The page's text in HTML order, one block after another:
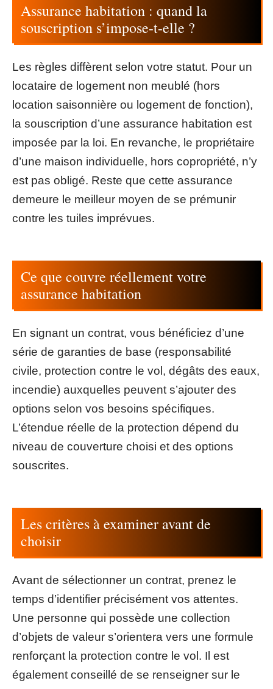
Assurance habitation : quand la
souscription s’impose-t-elle ?
Les règles diffèrent selon votre statut. Pour un
locataire de logement non meublé (hors
location saisonnière ou logement de fonction),
la souscription d’une assurance habitation est
imposée par la loi. En revanche, le propriétaire
d’une maison individuelle, hors copropriété, n’y
est pas obligé. Reste que cette assurance
demeure le meilleur moyen de se prémunir
contre les tuiles imprévues.
Ce que couvre réellement votre
assurance habitation
En signant un contrat, vous bénéficiez d’une
série de garanties de base (responsabilité
civile, protection contre le vol, dégâts des eaux,
incendie) auxquelles peuvent s’ajouter des
options selon vos besoins spécifiques.
L’étendue réelle de la protection dépend du
niveau de couverture choisi et des options
souscrites.
Les critères à examiner avant de
choisir
Avant de sélectionner un contrat, prenez le
temps d’identifier précisément vos attentes.
Une personne qui possède une collection
d’objets de valeur s’orientera vers une formule
renforçant la protection contre le vol. Il est
également conseillé de se renseigner sur le